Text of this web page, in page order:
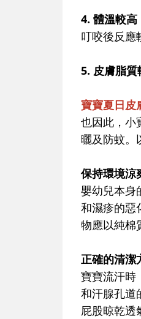
4. 體溫較高
叮咬後反應
5. 皮膚脂質
寶寶夏日皮
也因此，小
曬及防蚊。
保持環境涼
嬰幼兒本身
和濕疹的惡
物應以純棉
正確的清潔
寶寶流汗時
和汗腺孔道
屁股晾乾透